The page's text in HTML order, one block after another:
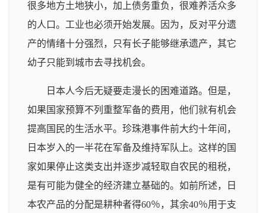
很多地方土地狭小，加上债务重负，很难养活众多
的人口。工业也必须开始发展。因为，反对平分遗
产的情绪十分强烈，只有长子能够继承遗产，其它
幼子只能到城市去寻找机会。
日本人今后无疑要走漫长的困难道路。但是，
如果国家预算不列重整军备的费用，他们就有机会
提高国民的生活水平。珍珠港事件前大约十年间，
日本岁入的一半花在军备及维持军队上。这样的国
家如果停止这类支出并逐步减轻取自农民的租税，
是有可能为健全的经济建立基础的。如前所述，日
本农产品的分配是耕种者得60％，其余40％用于支